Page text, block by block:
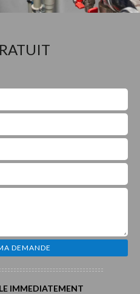
IMMEDIATEMENT